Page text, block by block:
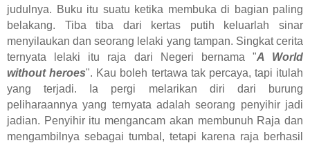
judulnya. Buku itu suatu ketika membuka di bagian paling
belakang. Tiba tiba dari kertas putih keluarlah sinar
menyilaukan dan seorang lelaki yang tampan. Singkat cerita
ternyata lelaki itu raja dari Negeri bernama "A World
without heroes". Kau boleh tertawa tak percaya, tapi itulah
yang terjadi. Ia pergi melarikan diri dari burung
peliharaannya yang ternyata adalah seorang penyihir jadi
jadian. Penyihir itu mengancam akan membunuh Raja dan
mengambilnya sebagai tumbal, tetapi karena raja berhasil